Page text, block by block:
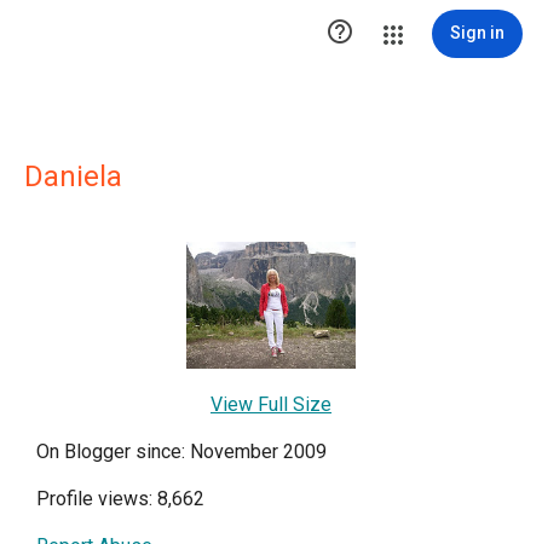
 Sign in
Daniela
View Full Size
On Blogger since: November 2009
Profile views: 8,662